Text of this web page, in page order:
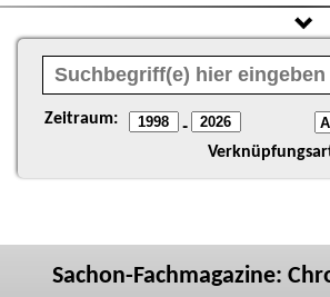
Zeitraum: -
Sachon-Fachmagazine: